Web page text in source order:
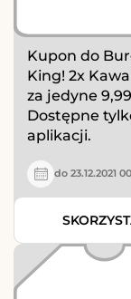
Kupon do
King! 2x
za jedyne 9,99
Dostępne
aplikacji.
do 23.12.2021